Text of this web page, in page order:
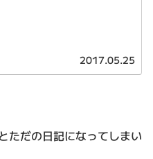
2017.05.25
ただの日記になってしまい